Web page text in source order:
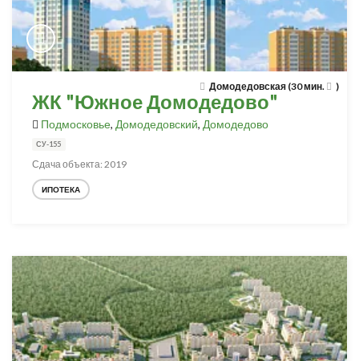
Домодедовская (30 мин. )
ЖК "Южное Домодедово"
Подмосковье, Домодедовский, Домодедово
СУ-155
Сдача объекта: 2019
ИПОТЕКА